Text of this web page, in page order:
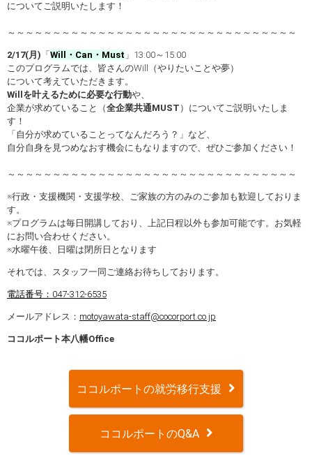
についてご説明いたします！
～～～～～～～～～～～～～～～～～～～～～～～～～～～～～～～～
2/17(月) 「 Will・Can・Must 」13:00～15:00
このプログラムでは、皆さんのWill（やりたいことや夢）
について考えていただきます。
Willを叶えるために必要な行動や、
企業が求めていること（全企業共通MUST ）についてご説明いたしま
す！
「自分が求めていることってなんだろう？」など、
自分自身を見つめなおす機会にもなりますので、ぜひご参加ください！
～～～～～～～～～～～～～～～～～～～～～～～～～～～～～～～～
※行政・支援機関・支援学校、ご家族の方のみのご参加も歓迎しておりま
す。
※プログラムは毎日開講しており、上記日程以外も参加可能です。お気軽
にお問い合わせください。
※水曜午後、日曜は閉所日となります
それでは、スタッフ一同ご連絡お待ちしております。
電話番号：047-312-6535
メールアドレス： motoyawata-staff@cocorport.co.jp
ココルポート本八幡Office
ココルポートの就労移行支援
ココルポートのQ&A